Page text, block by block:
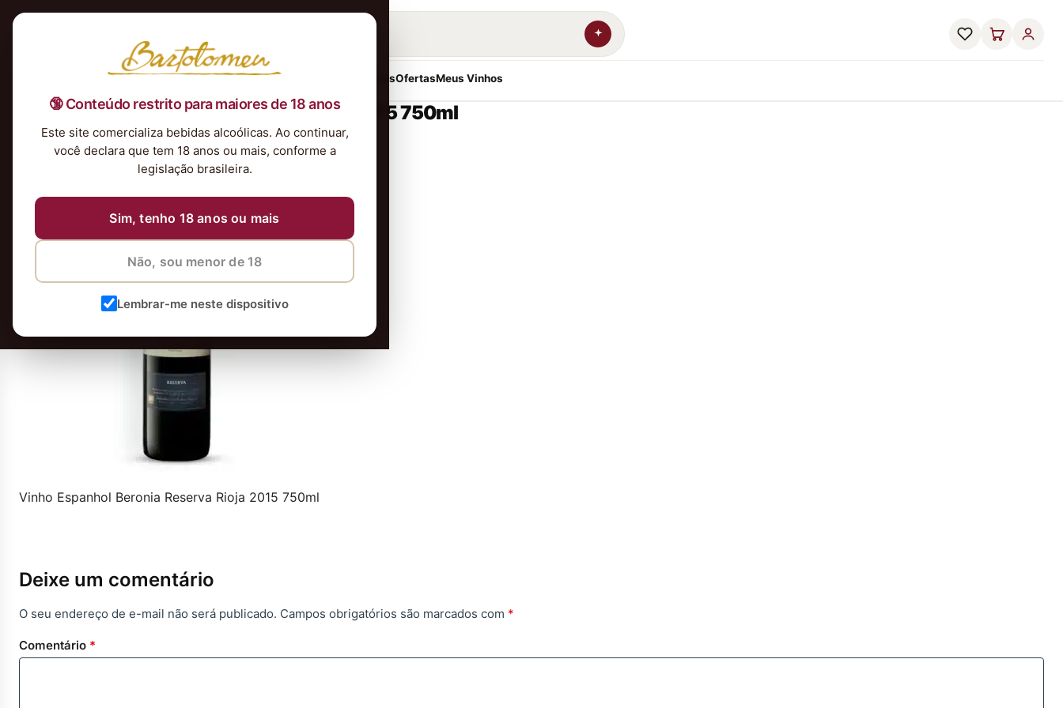
🔞 Conteúdo restrito para maiores de 18 anos
Este site comercializa bebidas alcoólicas. Ao continuar,
você declara que tem 18 anos ou mais, conforme a
legislação brasileira.
Sim, tenho 18 anos ou mais
Não, sou menor de 18
Lembrar-me neste dispositivo
Nossa Seleção TintosBrancosEspumantesRosés Kits & PresentesOfertasMeus Vinhos
Vinho Espanhol Beronia Reserva Rioja 2015 750ml
21 de agosto de 2023 21 de agosto de 2023
Vinho Espanhol Beronia Reserva Rioja 2015 750ml
Deixe um comentário
O seu endereço de e-mail não será publicado. Campos obrigatórios são marcados com *
Comentário *